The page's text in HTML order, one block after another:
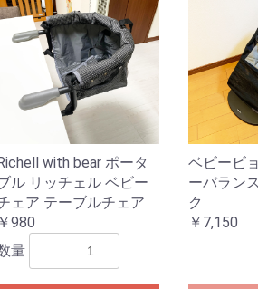
Richell with bear ポータ
ル リッチェル ベビー
ェア テーブルチェア
￥980
量
ベビービ
ーバラン
ク
￥7,150